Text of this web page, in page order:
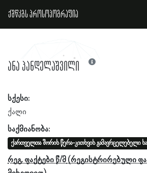
ქშწკგს პროსოპოგრაფია
ანა პანდელაშვილი
სქესი:
ქალი
საქმიანობა:
ქართველთა შორის წერა-კითხვის გამავრცელებელი
რეგ. ფაქტები წ/მ